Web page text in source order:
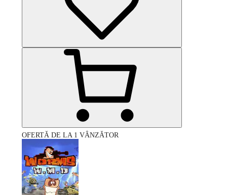
OFERTĂ DE LA 1 VÂNZĂTOR